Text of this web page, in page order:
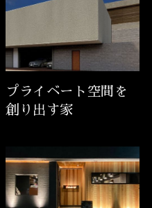
プライベート空間を
創り出す家